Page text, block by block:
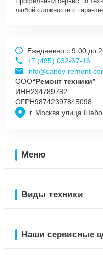
любой сложности с
г. Москва улица
Ежедневно с 9:00 до
+7 (495) 032-67-16
info@candy-remont-
ООО“Ремонт техники”
ИНН234789782
ОГРН98742397845098
Меню
Виды техники
Наши сервисные